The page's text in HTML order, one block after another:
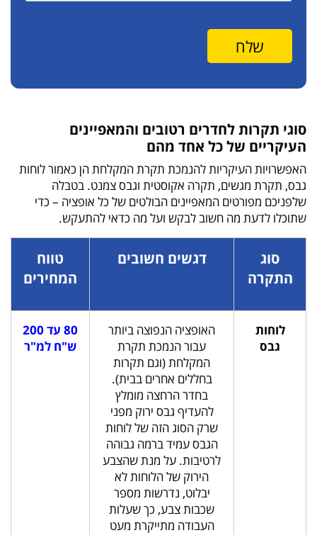
סוגי תקרות לחדרים רטובים והמאפיינים
העיקריים של כל אחד מהם
האפשרויות העיקריות להנמכת תקרת המקלחת הן כאמור לוחות
גבס, תקרת מגשים, תקרה אקוסטית וגבס צמנט. בטבלה
שלפניכם מפורטים המאפיינים הבולטים של כל אופציה – כדי
שתוכלו לדעת מה חשוב לבקש ועל מה כדאי להתעקש.
סוג
התקרה
דגשים חשובים
טווח
המחירים
לוחות
גבס
האופציה הנפוצה ביותר
עבור הנמכת תקרת
המקלחת (וגם תקרות
בחללים אחרים בבית).
בחדר הרחצה מומלץ
להעדיף גבס ירוק מפני
שרק הסוג הזה של לוחות
הגבס עמיד ברמה גבוהה
לרטיבות. על מנת שהצבע
הירוק של הלוחות לא
יבלוט, נדרשות מספר
שכבות צבע, כך שעלות
העבודה מתייקרת מעט
80 עד 200
ש"ח למ"ר